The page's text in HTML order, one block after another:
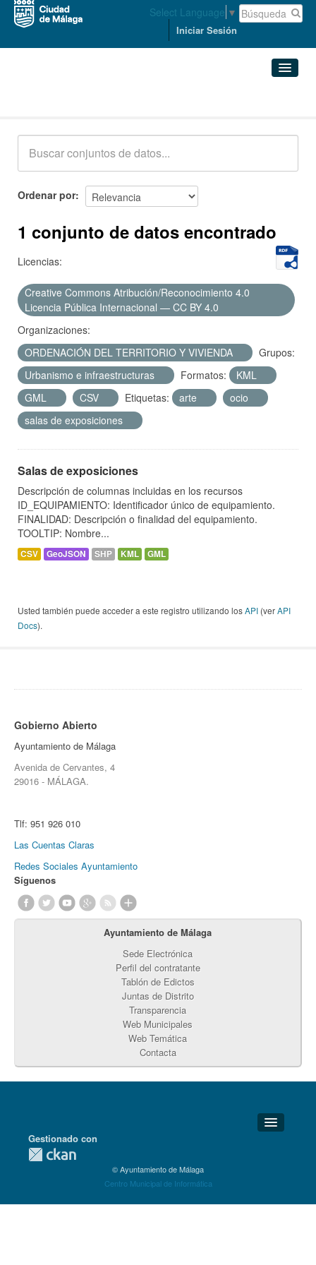
Select Language ▼
Iniciar Sesión
Acerca de
Ordenar por
1 conjunto de datos encontrado
Licencias:
Creative Commons Atribución/Reconocimiento 4.0
Licencia Pública Internacional — CC BY 4.0
Organizaciones:
ORDENACIÓN DEL TERRITORIO Y VIVIENDA
Grupos:
Urbanismo e infraestructuras
Formatos:
KML
GML
CSV Etiquetas: arte
ocio
salas de exposiciones
Salas de exposiciones
Descripción de columnas incluidas en los recursos
ID_EQUIPAMIENTO: Identificador único de equipamiento.
FINALIDAD: Descripción o finalidad del equipamiento.
TOOLTIP: Nombre...
CSV GeoJSON SHP KML GML
Usted también puede acceder a este registro utilizando losAPI (verAPI
Docs).
Gobierno Abierto
Ayuntamiento de Málaga
Avenida de Cervantes, 4
29016 - MÁLAGA.
Tlf: 951 926 010
Las Cuentas Claras
Redes Sociales Ayuntamiento
Síguenos
Ayuntamiento de Málaga
Sede Electrónica
Perfil del contratante
Tablón de Edictos
Juntas de Distrito
Transparencia
Web Municipales
Web Temática
Contacta
Detalles Técnicos
Gestionado con
© Ayuntamiento de Málaga
Centro Municipal de Informática